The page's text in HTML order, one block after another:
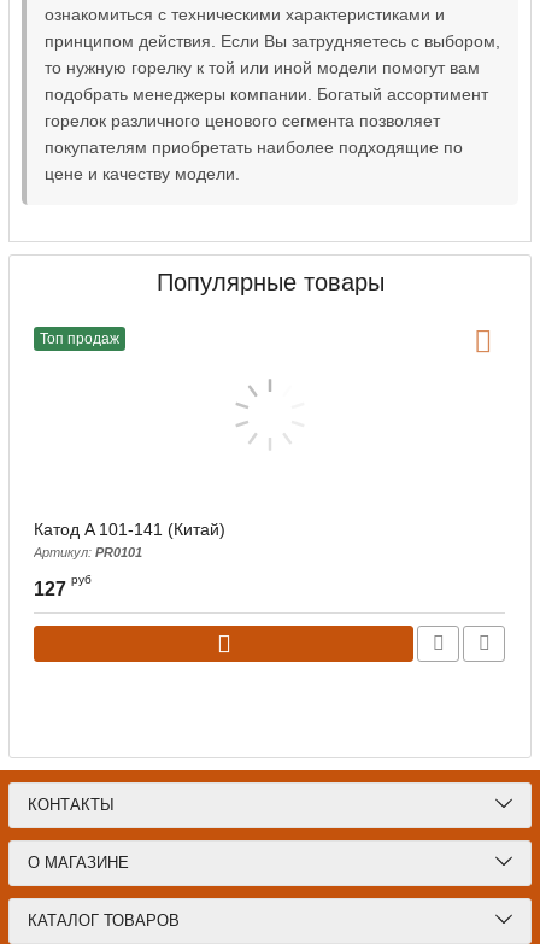
ознакомиться с техническими характеристиками и
принципом действия. Если Вы затрудняетесь с выбором,
то нужную горелку к той или иной модели помогут вам
подобрать менеджеры компании. Богатый ассортимент
горелок различного ценового сегмента позволяет
покупателям приобретать наиболее подходящие по
цене и качеству модели.
Популярные товары
Топ продаж
Катод A 101-141 (Китай)
Артикул: PR0101
127 руб
КОНТАКТЫ
О МАГАЗИНЕ
КАТАЛОГ ТОВАРОВ